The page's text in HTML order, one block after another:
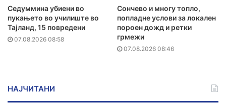
Седуммина убиени во
пукањето во училиште во
Тајланд, 15 повредени
07.08.2026 08:58
Сончево и многу топло,
попладне услови за локален
пороен дожд и ретки
грмежи
07.08.2026 08:46
НАЈЧИТАНИ